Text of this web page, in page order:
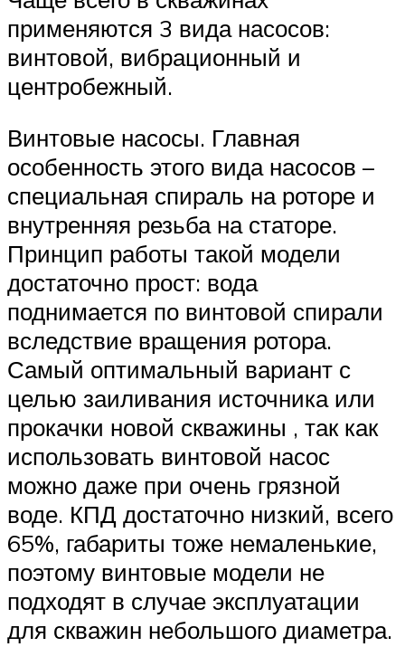
применяются 3 вида насосов:
винтовой, вибрационный и
центробежный.
Винтовые насосы. Главная
особенность этого вида насосов –
специальная спираль на роторе и
внутренняя резьба на статоре.
Принцип работы такой модели
достаточно прост: вода
поднимается по винтовой спирали
вследствие вращения ротора.
Самый оптимальный вариант с
целью заиливания источника или
прокачки новой скважины , так как
использовать винтовой насос
можно даже при очень грязной
воде. КПД достаточно низкий, всего
65%, габариты тоже немаленькие,
поэтому винтовые модели не
подходят в случае эксплуатации
для скважин небольшого диаметра.